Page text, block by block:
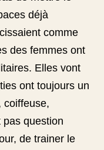
déjà
comme
des femmes ont
Elles vont
ont toujours un
coiffeuse,
pas question
de trainer le